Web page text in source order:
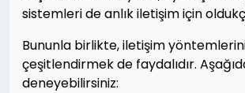
sistemleri de anlık iletişim için
Bununla birlikte, iletişim
çeşitlendirmek de faydalıdır.
deneyebilirsiniz: